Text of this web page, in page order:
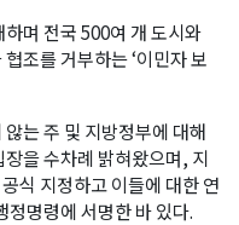
며 전국 500여 개 도시와
조를 거부하는 ‘이민자 보
는 주 및 지방정부에 대해
을 수차례 밝혀왔으며, 지
식 지정하고 이들에 대한 연
정명령에 서명한 바 있다.